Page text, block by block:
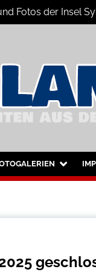
Fotos der Insel
Sylt und